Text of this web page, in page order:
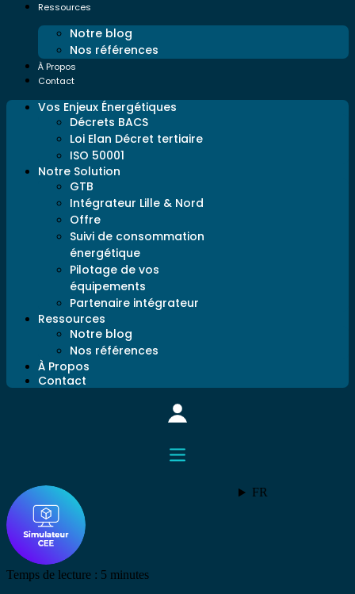
Ressources
Notre blog
Nos références
À Propos
Contact
Vos Enjeux Énergétiques
Décrets BACS
Loi Elan Décret tertiaire
ISO 50001
Notre Solution
GTB
Intégrateur Lille & Nord
Offre
Suivi de consommation
énergétique
Pilotage de vos
équipements
Partenaire intégrateur
Ressources
Notre blog
Nos références
À Propos
Contact
FR
Temps de lecture : 5 minutes